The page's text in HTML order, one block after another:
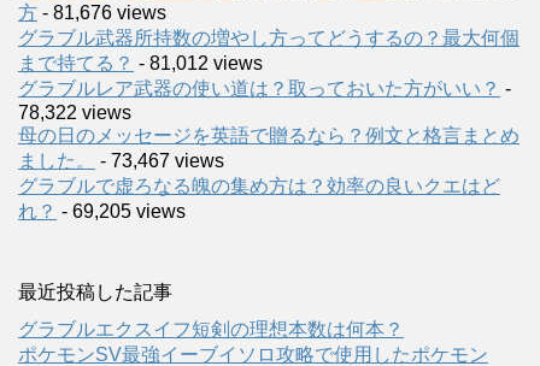
方 - 81,676 views
グラブル武器所持数の増やし方ってどうするの？最大何個
まで持てる？ - 81,012 views
グラブルレア武器の使い道は？取っておいた方がいい？ -
78,322 views
母の日のメッセージを英語で贈るなら？例文と格言まとめ
ました。
- 73,467 views
グラブルで虚ろなる魄の集め方は？効率の良いクエはど
れ？ - 69,205 views
最近投稿した記事
グラブルエクスイフ短剣の理想本数は何本？
ポケモンSV最強イーブイソロ攻略で使用したポケモン